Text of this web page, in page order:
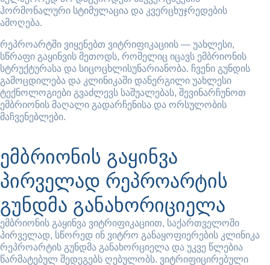
ჰორმონალური სტიმულაცია და კვერცხუჯრედების
ამოღება.
რეპროარტში ვიყენებთ ვიტრიფიკაციის — უახლესი,
სწრაფი გაყინვის მეთოდს, რომელიც იცავს ემბრიონის
სტრუქტურასა და სიცოცხლისუნარიანობა. ჩვენი გუნდის
გამოცდილება და კლინიკაში დანერგილი უახლესი
ტექნოლოგიები გვაძლევს საშუალებას, შევინარჩუნოთ
ემბრიონის მაღალი გადარჩენისა და ორსულობის
მაჩვენებლები.
ემბრიონის გაყინვა
პირველად რეპროარტის
გუნდმა განახორიციელა
ემბრიონის გაყინვა ვიტრიფიკაციით, საქართველოში
პირველად, სწორედ ინ ვიტრო განაყოფიერების კლინიკა
რეპროარტის გუნდმა განახორციელა და უკვე წლებია
წარმატებულ შედეგებს ღებულობს. ვიტრიფიცირებული